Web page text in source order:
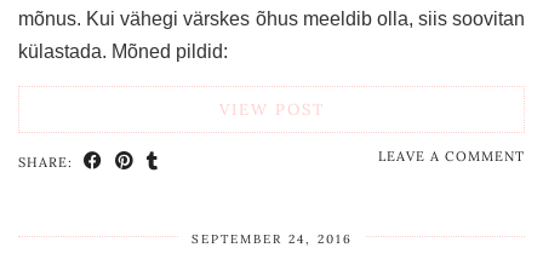
mõnus. Kui vähegi värskes õhus meeldib olla, siis soovitan
külastada. Mõned pildid:
VIEW POST
SHARE: LEAVE A COMMENT
SEPTEMBER 24, 2016